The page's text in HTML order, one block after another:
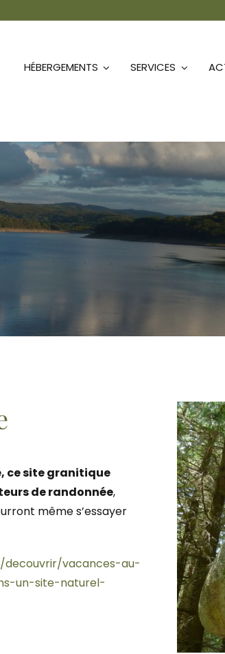
HÉBERGEMENTS SERVICES
ce site granitique
de randonnée,
même s’essayer
vacances-au-
un-site-naturel-